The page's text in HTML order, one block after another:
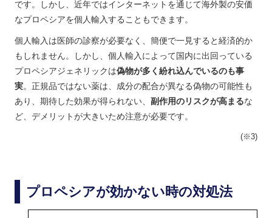
です。しかし、近年ではインターネットを通じて海外製の安価
なプロペシアを個人輸入することもできます。
個人輸入は医師の診察が必要なく、簡便で一見すると経済的か
もしれません。しかし、個人輸入によって国内に出回っている
プロペシアジェネリックは偽物が多く紛れ込んでいるのも事
実。正規品ではない薬は、成分の配合が異なる偽物の可能性も
あり、期待した効果が得られない、 副作用のリスクが高まるな
ど、デメリットが大きいため注意が必要です。
(※3)
プロペシアが効かない時の対処法